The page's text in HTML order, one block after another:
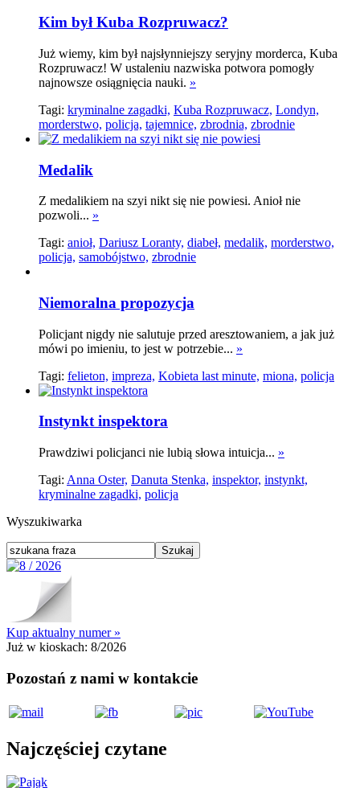
Kim był Kuba Rozpruwacz?
Już wiemy, kim był najsłynniejszy seryjny morderca, Kuba
Rozpruwacz! W ustaleniu nazwiska potwora pomogły
najnowsze osiągnięcia nauki. »
Tagi: kryminalne zagadki, Kuba Rozpruwacz, Londyn,
morderstwo, policja, tajemnice, zbrodnia, zbrodnie
Medalik
Z medalikiem na szyi nikt się nie powiesi. Anioł nie
pozwoli... »
Tagi: anioł, Dariusz Loranty, diabeł, medalik, morderstwo,
policja, samobójstwo, zbrodnie
Niemoralna propozycja
Policjant nigdy nie salutuje przed aresztowaniem, a jak już
mówi po imieniu, to jest w potrzebie... »
Tagi: felieton, impreza, Kobieta last minute, miona, policja
Instynkt inspektora
Prawdziwi policjanci nie lubią słowa intuicja... »
Tagi: Anna Oster, Danuta Stenka, inspektor, instynkt,
kryminalne zagadki, policja
Wyszukiwarka
Kup aktualny numer »
Już w kioskach: 8/2026
Pozostań z nami w kontakcie
Najczęściej czytane